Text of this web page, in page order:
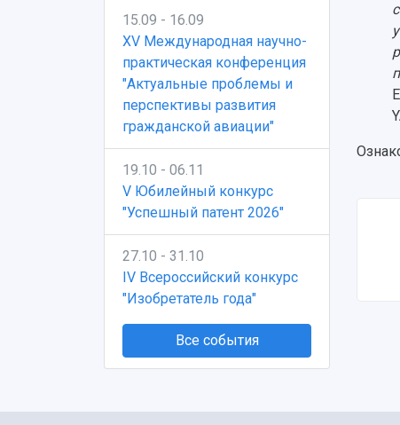
15.09 - 16.09
XV Международная научно-
практическая конференция
"Актуальные проблемы и
перспективы развития
гражданской авиации"
19.10 - 06.11
V Юбилейный конкурс
"Успешный патент 2026"
27.10 - 31.10
IV Всероссийский конкурс
"Изобретатель года"
Все события